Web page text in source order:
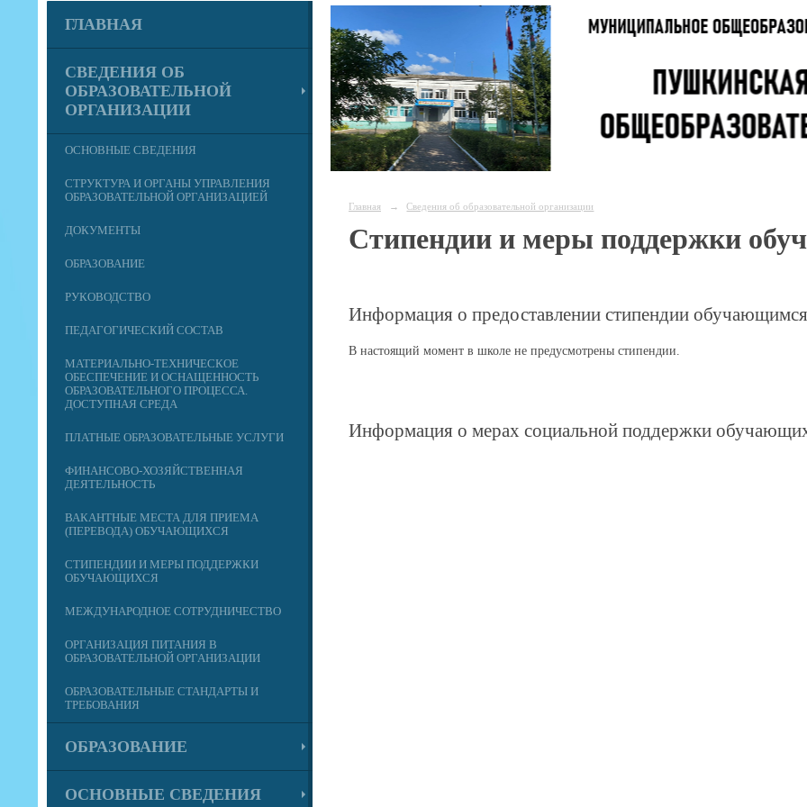
ГЛАВНАЯ
СВЕДЕНИЯ ОБ
ОБРАЗОВАТЕЛЬНОЙ
ОРГАНИЗАЦИИ
ОСНОВНЫЕ СВЕДЕНИЯ
СТРУКТУРА И ОРГАНЫ УПРАВЛЕНИЯ
ОБРАЗОВАТЕЛЬНОЙ ОРГАНИЗАЦИЕЙ
ДОКУМЕНТЫ
ОБРАЗОВАНИЕ
РУКОВОДСТВО
ПЕДАГОГИЧЕСКИЙ СОСТАВ
МАТЕРИАЛЬНО-ТЕХНИЧЕСКОЕ
ОБЕСПЕЧЕНИЕ И ОСНАЩЕННОСТЬ
ОБРАЗОВАТЕЛЬНОГО ПРОЦЕССА.
ДОСТУПНАЯ СРЕДА
ПЛАТНЫЕ ОБРАЗОВАТЕЛЬНЫЕ УСЛУГИ
ФИНАНСОВО-ХОЗЯЙСТВЕННАЯ
ДЕЯТЕЛЬНОСТЬ
ВАКАНТНЫЕ МЕСТА ДЛЯ ПРИЕМА
(ПЕРЕВОДА) ОБУЧАЮЩИХСЯ
СТИПЕНДИИ И МЕРЫ ПОДДЕРЖКИ
ОБУЧАЮЩИХСЯ
МЕЖДУНАРОДНОЕ СОТРУДНИЧЕСТВО
ОРГАНИЗАЦИЯ ПИТАНИЯ В
ОБРАЗОВАТЕЛЬНОЙ ОРГАНИЗАЦИИ
ОБРАЗОВАТЕЛЬНЫЕ СТАНДАРТЫ И
ТРЕБОВАНИЯ
ОБРАЗОВАНИЕ
ОСНОВНЫЕ СВЕДЕНИЯ
Главная → Сведения об образовательной организации
Стипендии и меры поддержки
Информация о предоставлении стипендии обучающимся
В настоящий момент в школе не предусмотрены стипендии.
Информация о мерах социальной поддержки